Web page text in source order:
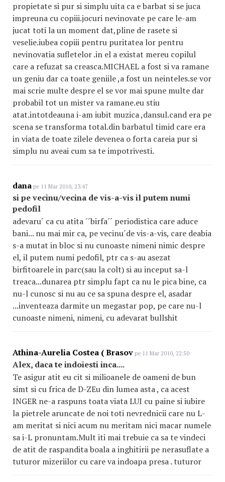
propietate si pur si simplu uita ca e barbat si se juca
impreuna cu copiii.jocuri nevinovate pe care le-am
jucat toti la un moment dat,pline de rasete si
veselie.iubea copiii pentru puritatea lor pentru
nevinovatia sufletelor .in el a existat mereu copilul
care a refuzat sa creasca.MICHAEL a fost si va ramane
un geniu dar ca toate geniile ,a fost un neinteles.se vor
mai scrie multe despre el se vor mai spune multe dar
probabil tot un mister va ramane.eu stiu
atat.intotdeauna i-am iubit muzica ,dansul.cand era pe
scena se transforma total.din barbatul timid care era
in viata de toate zilele devenea o forta careia pur si
simplu nu aveai cum sa te impotrivesti.
dana pe 11 Mar 2010, 23:47
si pe vecinu/vecina de vis-a-vis il putem numi
pedofil
adevaru´ ca cu atita ´´birfa´´ periodistica care aduce
bani... nu mai mir ca, pe vecinu´de vis-a-vis, care deabia
s-a mutat in bloc si nu cunoaste nimeni nimic despre
el, il putem numi pedofil, ptr ca s-au asezat
birfitoarele in parc(sau la colt) si au inceput sa-l
treaca...dunarea ptr simplu fapt ca nu le pica bine, ca
nu-l cunosc si nu au ce sa spuna despre el, asadar
...inventeaza darmite un megastar pop, pe care nu-l
cunoaste nimeni, nimeni, cu adevarat bullshit
Athina-Aurelia Costea ( Brasov pe 11 Mar 2010, 22:50
Alex, daca te indoiesti inca....
Te asigur atit eu cit si milioanele de oameni de bun
simt si cu frica de D-ZEu din lumea asta , ca acest
INGER ne-a raspuns toata viata LUI cu paine si iubire
la pietrele aruncate de noi toti nevrednicii care nu L-
am meritat si nici acum nu meritam nici macar numele
sa i-L pronuntam.Mult iti mai trebuie ca sa te vindeci
de atit de raspandita boala a inghitirii pe nerasuflate a
tuturor mizeriilor cu care va indoapa presa . tuturor